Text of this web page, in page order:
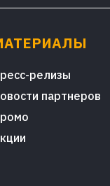
релизы
партнеров